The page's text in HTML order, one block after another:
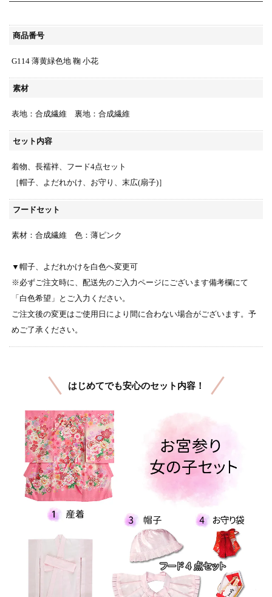
商品番号
G114 薄黄緑色地 鞠 小花
素材
表地：合成繊維 裏地：合成繊維
セット内容
着物、長襦袢、フード4点セット
［帽子、よだれかけ、お守り、末広(扇子)］
フードセット
素材：合成繊維 色：薄ピンク
▼帽子、よだれかけを白色へ変更可
※必ずご注文時に、配送先のご入力ページにございます備考欄にて
「白色希望」とご入力ください。
ご注文後の変更はご使用日により間に合わない場合がございます。予
めご了承ください。
はじめてでも安心のセット内容！